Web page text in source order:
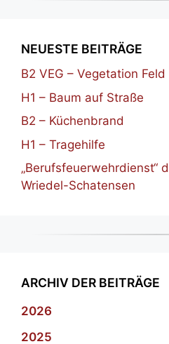
NEUESTE BEITRÄGE
B2 VEG – Vegetation
H1 – Baum auf Straße
B2 – Küchenbrand
H1 – Tragehilfe
„Berufsfeuerwehrdienst“
Wriedel-Schatensen
ARCHIV DER BEITRÄGE
2026
2025